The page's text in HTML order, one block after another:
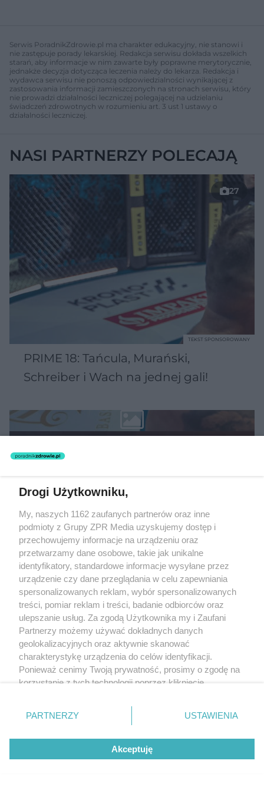
Serwis PoradnikZdrowie.pl ma charakter edukacyjny, nie stanowi i
nie zastępuje porady lekarskiej. Redakcja serwisu dokłada wszelkich
starań, aby informacje w nim zawarte były poprawne merytorycznie,
jednakże decyzja dotycząca leczenia należy do lekarza. Redakcja i
wydawca serwisu nie ponoszą odpowiedzialności wynikającej z
zastosowania informacji zamieszczonych na stronach serwisu, który
nie prowadzi działalności leczniczej polegającej na udzielaniu
świadczeń zdrowotnych w rozumieniu art. 3 ust 1 ustawy o
działalności leczniczej.
NASI PARTNERZY POLECAJĄ
27
PRIME 18: Tańcula, Murański,
Schreiber i Wach na jednej gali!
TEKST SPONSOROWANY
MUZYKA
"ESKA Hity na Czasie" – playlista,
która rozkręci każdą chwilę
Drogi Użytkowniku,
My, naszych 1162 zaufanych partnerów oraz inne
podmioty z Grupy ZPR Media uzyskujemy dostęp i
przechowujemy informacje na urządzeniu oraz
przetwarzamy dane osobowe, takie jak unikalne
identyfikatory, standardowe informacje wysyłane przez
urządzenie czy dane przeglądania w celu zapewniania
spersonalizowanych reklam, wybór spersonalizowanych
treści, pomiar reklam i treści, badanie odbiorców oraz
ulepszanie usług. Za zgodą Użytkownika my i Zaufani
Partnerzy możemy używać dokładnych danych
geolokalizacyjnych oraz aktywnie skanować
charakterystykę urządzenia do celów identyfikacji.
Ponieważ cenimy Twoją prywatność, prosimy o zgodę na
korzystanie z tych technologii poprzez kliknięcie
zmienić/wycofać klikając przycisk ustawień prywatności
znajdujący się w lewym dolnym rogu strony
rodzaje przetwarzania danych nie wymagają zgody
użytkownika, ale masz prawo sprzeciwić się takiemu
przetwarzaniu. Preferencje będą miały zastosowanie tylko
PARTNERZY USTAWIENIA
Akceptuję